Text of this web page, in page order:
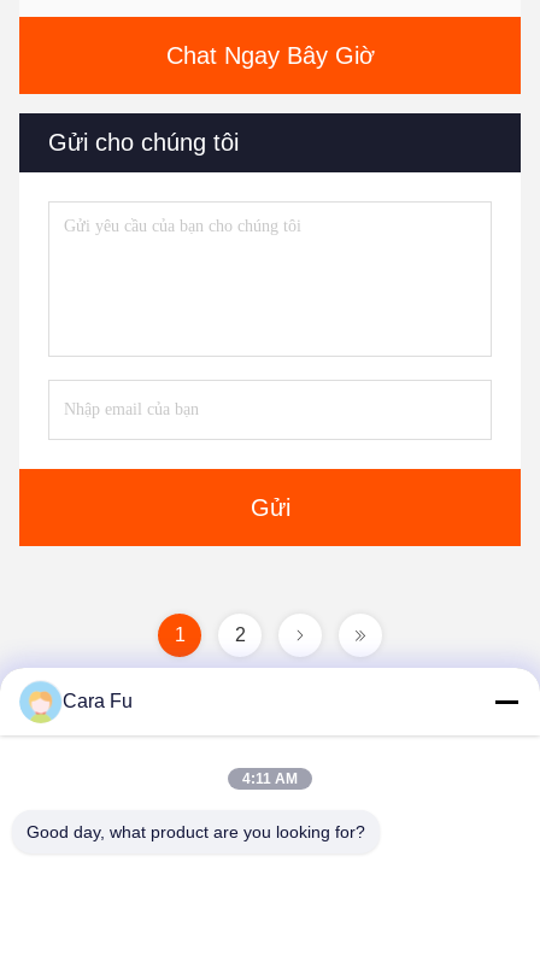
Chat Ngay Bây Giờ
Gửi cho chúng tôi
Gửi
1 2
Cara Fu
4:11 AM
Good day, what product are you looking for?